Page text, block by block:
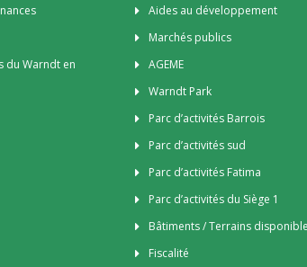
du Warndt en
Aides au développement
Marchés publics
AGEME
Warndt Park
Parc d’activités Barrois
Parc d’activités sud
Parc d’activités Fatima
Parc d’activités du Siège 1
Bâtiments / Terrains
Fiscalité